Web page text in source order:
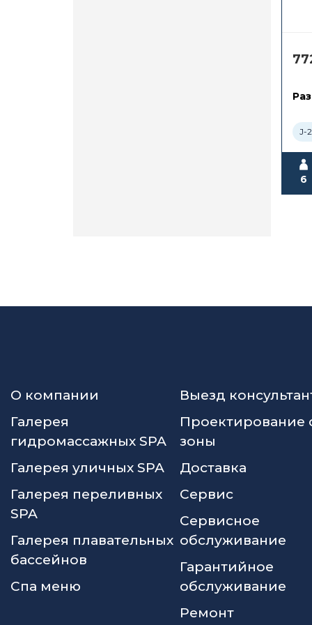
J-
6
О компании
Галерея
гидромассажных SPA
Галерея уличных SPA
Галерея переливных
SPA
Галерея плавательных
бассейнов
Спа меню
Выезд
Проектирование
зоны
Доставка
Сервис
Сервисное
обслуживание
Гарантийное
обслуживание
Ремонт